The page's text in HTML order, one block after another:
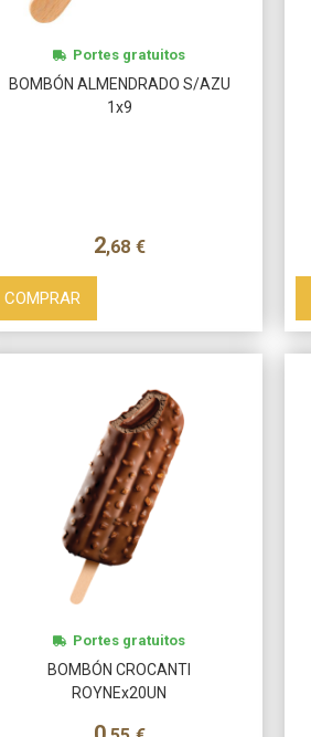
BOMBÓN ALMENDRADO S/AZU
1x9
2,68 €
Portes gratuitos
COMPRAR
BOMBÓN CROCANTI
ROYNEx20UN
Portes gratuitos